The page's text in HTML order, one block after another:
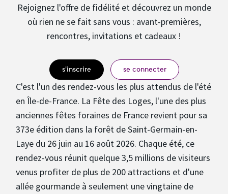
Rejoignez l'offre de fidélité et découvrez un monde
où rien ne se fait sans vous : avant-premières,
rencontres, invitations et cadeaux !
s'inscrire se connecter
C'est l'un des rendez-vous les plus attendus de l'été
en Île-de-France. La Fête des Loges, l'une des plus
anciennes fêtes foraines de France revient pour sa
373e édition dans la forêt de Saint-Germain-en-
Laye du 26 juin au 16 août 2026. Chaque été, ce
rendez-vous réunit quelque 3,5 millions de visiteurs
venus profiter de plus de 200 attractions et d'une
allée gourmande à seulement une vingtaine de